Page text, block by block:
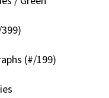
(#/199)